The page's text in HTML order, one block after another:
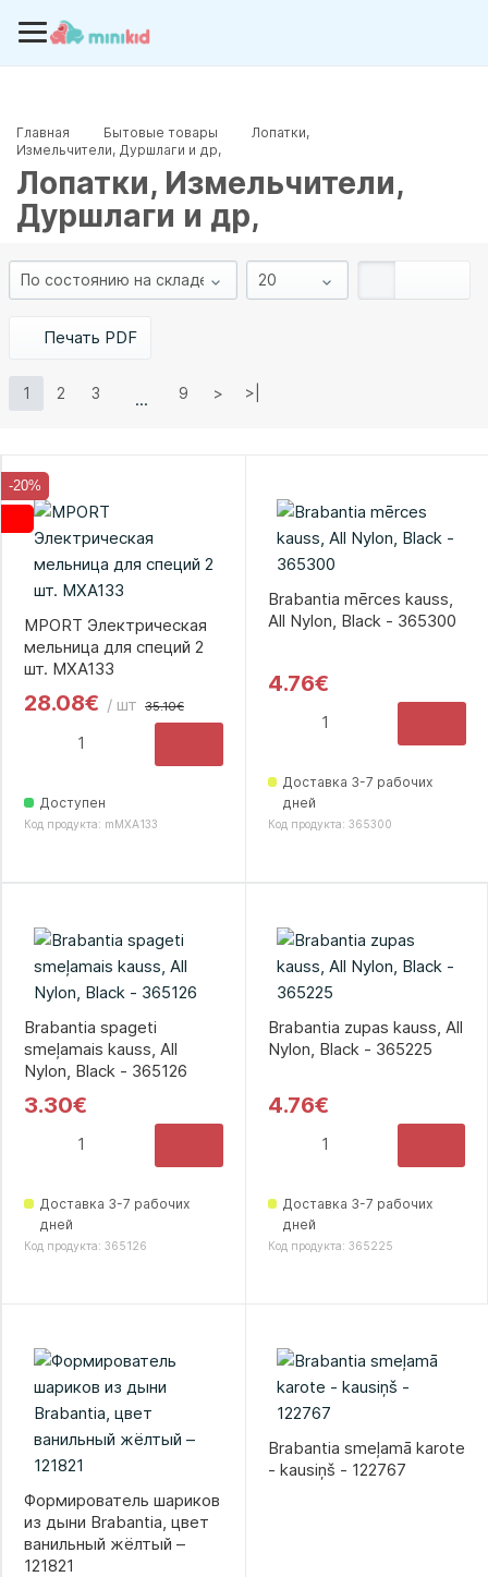
Главная Бытовые товары
Лопатки,
Измельчители, Дуршлаги и др,
Лопатки, Измельчители,
Дуршлаги и др,
Печать PDF
1 2 3 9 > >|
-20%
MPORT Электрическая
мельница для специй 2
шт. MXA133
28.08€ / шт 35.10€
Доступен
Код продукта: mMXA133
Brabantia mērces kauss,
All Nylon, Black - 365300
4.76€
Доставка 3-7 рабочих
дней
Код продукта: 365300
Brabantia spageti
smeļamais kauss, All
Nylon, Black - 365126
3.30€
Доставка 3-7 рабочих
дней
Код продукта: 365126
Brabantia zupas kauss, All
Nylon, Black - 365225
4.76€
Доставка 3-7 рабочих
дней
Код продукта: 365225
Формирователь шариков
из дыни Brabantia, цвет
ванильный жёлтый –
121821
Brabantia smeļamā karote
- kausiņš - 122767